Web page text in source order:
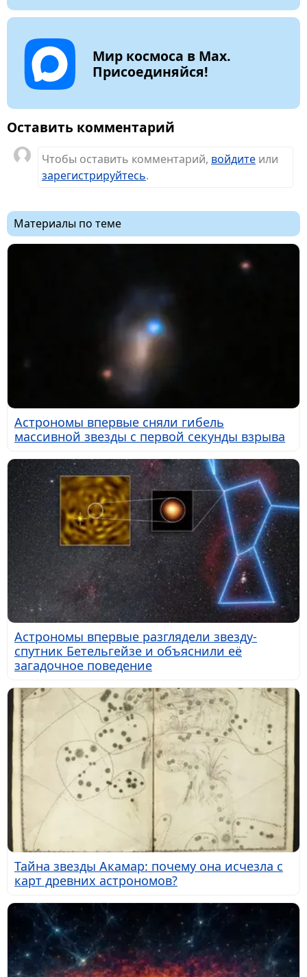
Мир космоса в Max.
Присоединяйся!
Оставить комментарий
Чтобы оставить комментарий, войдите или
зарегистрируйтесь.
Материалы по теме
Астрономы впервые сняли гибель
массивной звезды с первой секунды взрыва
Астрономы впервые разглядели звезду-
спутник Бетельгейзе и объяснили её
загадочное поведение
Тайна звезды Акамар: почему она исчезла с
карт древних астрономов?